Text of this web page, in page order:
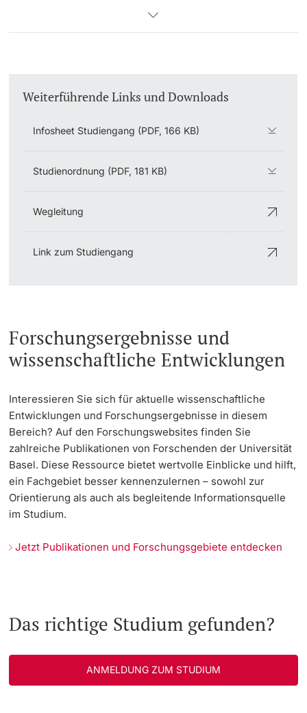
Weiterführende Links und Downloads
Infosheet Studiengang (PDF, 166 KB)
Studienordnung (PDF, 181 KB)
Wegleitung
Link zum Studiengang
Forschungsergebnisse und
wissenschaftliche Entwicklungen
Interessieren Sie sich für aktuelle wissenschaftliche
Entwicklungen und Forschungsergebnisse in diesem
Bereich? Auf den Forschungswebsites finden Sie
zahlreiche Publikationen von Forschenden der Universität
Basel. Diese Ressource bietet wertvolle Einblicke und hilft,
ein Fachgebiet besser kennenzulernen – sowohl zur
Orientierung als auch als begleitende Informationsquelle
im Studium.
Jetzt Publikationen und Forschungsgebiete entdecken
Das richtige Studium gefunden?
ANMELDUNG ZUM STUDIUM